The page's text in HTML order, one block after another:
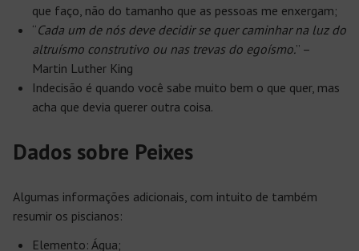
que faço, não do tamanho que as pessoas me enxergam;
“Cada um de nós deve decidir se quer caminhar na luz do
altruísmo construtivo ou nas trevas do egoísmo.” –
Martin Luther King
Indecisão é quando você sabe muito bem o que quer, mas
acha que devia querer outra coisa.
Dados sobre Peixes
Algumas informações adicionais, com intuito de também
resumir os piscianos:
Elemento: Água;